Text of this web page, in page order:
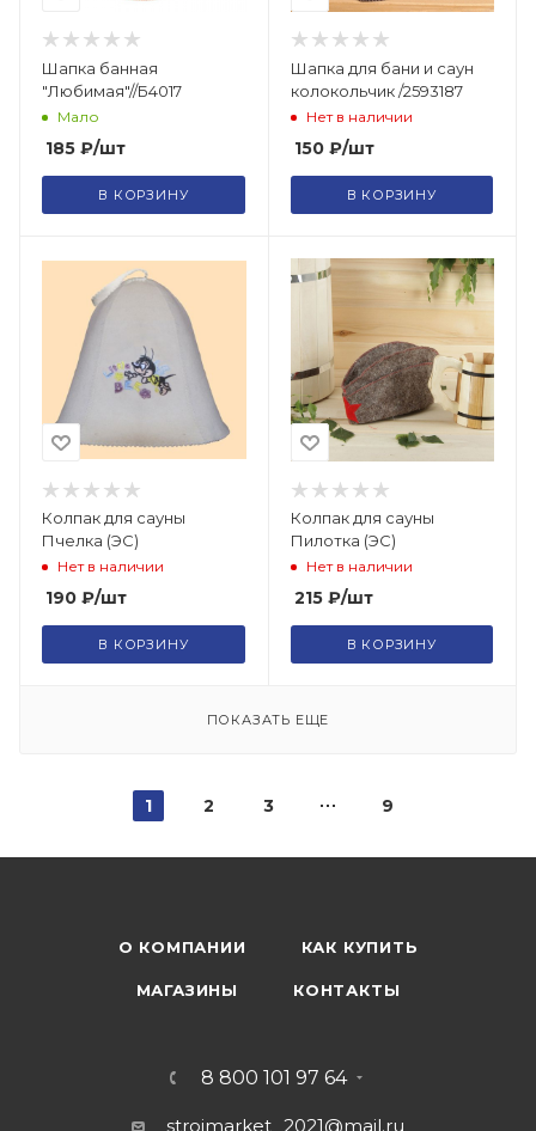
Шапка банная
"Любимая"//Б4017
Мало
185 ₽/шт
В КОРЗИНУ
Шапка для бани и саун
колокольчик /2593187
Нет в наличии
150₽/шт
В КОРЗИНУ
Колпак для сауны
Пчелка (ЭС)
Нет в наличии
190 ₽/шт
В КОРЗИНУ
Колпак для сауны
Пилотка (ЭС)
Нет в наличии
215₽/шт
В КОРЗИНУ
ПОКАЗАТЬ ЕЩЕ
1 2 3 9
О КОМПАНИИ КАК КУПИТЬ
МАГАЗИНЫ КОНТАКТЫ
8 800 101 97 64
stroimarket_2021@mail.ru